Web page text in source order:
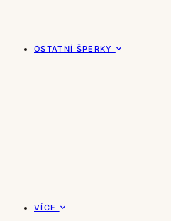
OSTATNÍ ŠPERKY
VÍCE